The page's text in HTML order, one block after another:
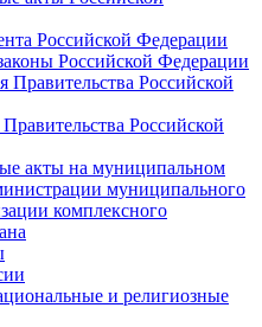
Российской Федерации
Российской Федерации
Правительства Российской
Российской
акты на муниципальном
муниципального
комплексного
и религиозные